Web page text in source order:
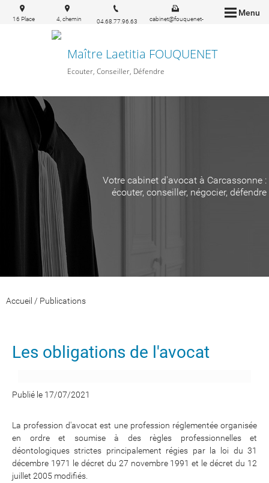
Menu
Maître Laetitia FOUQUENET
Ecouter, Conseiller, Défendre
16 Place
4, chemin
11160
MINERVOIS
04.68.77.96.63
cabinet@fouquenet-
Votre cabinet d'avocat à Carcassonne :
écouter, conseiller, négocier, défendre
Accueil / Publications
Les obligations de l'avocat
Publié le 17/07/2021
La profession d'avocat est une profession réglementée organisée
en ordre et soumise à des règles professionnelles et
déontologiques strictes principalement régies par la loi du 31
décembre 1971 le décret du 27 novembre 1991 et le décret du 12
juillet 2005 modifiés.